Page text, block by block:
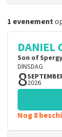
1 evenement
DANIEL
Son of
DINSDAG
82026
Nog 8